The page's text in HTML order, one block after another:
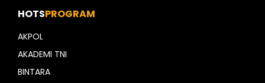
HOTSPROGRAM
AKPOL
AKADEMI TNI
BINTARA